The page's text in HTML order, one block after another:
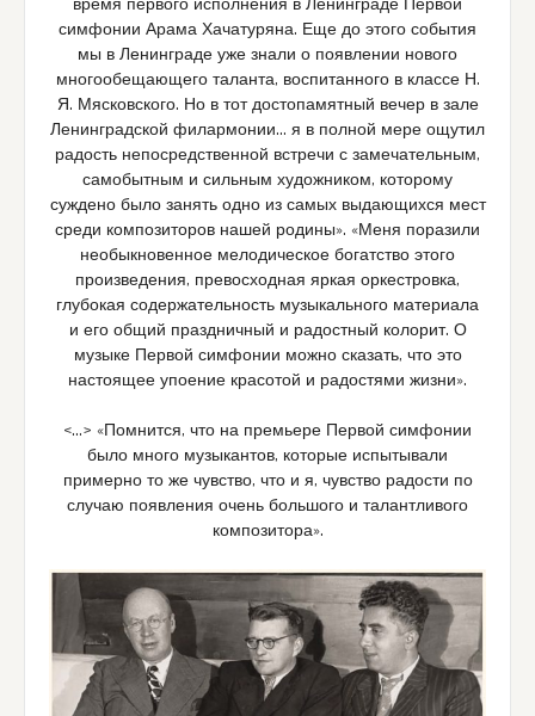
время первого исполнения в Ленинграде Первой
симфонии Арама Хачатуряна. Еще до этого события
мы в Ленинграде уже знали о появлении нового
многообещающего таланта, воспитанного в классе Н.
Я. Мясковского. Но в тот достопамятный вечер в зале
Ленинградской филармонии… я в полной мере ощутил
радость непосредственной встречи с замечательным,
самобытным и сильным художником, которому
суждено было занять одно из самых выдающихся мест
среди композиторов нашей родины». «Меня поразили
необыкновенное мелодическое богатство этого
произведения, превосходная яркая оркестровка,
глубокая содержательность музыкального материала
и его общий праздничный и радостный колорит. О
музыке Первой симфонии можно сказать, что это
настоящее упоение красотой и радостями жизни».
<…> «Помнится, что на премьере Первой симфонии
было много музыкантов, которые испытывали
примерно то же чувство, что и я, чувство радости по
случаю появления очень большого и талантливого
композитора».